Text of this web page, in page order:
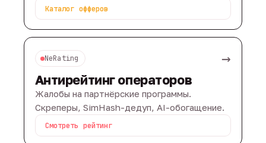
Каталог офферов
NeRating →
Антирейтинг операторов
Жалобы на партнёрские программы.
Скреперы, SimHash-дедуп, AI-обогащение.
Смотреть рейтинг